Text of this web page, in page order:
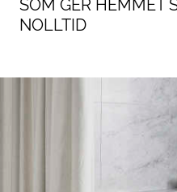
SOM GER HEMMET
NOLLTID